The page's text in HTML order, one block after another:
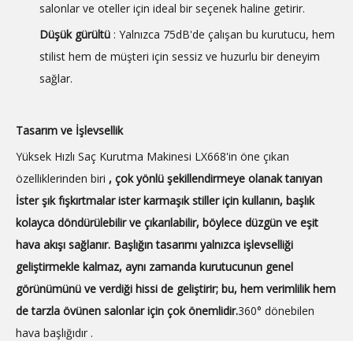
salonlar ve oteller için ideal bir seçenek haline getirir.
Düşük gürültü : Yalnızca 75dB'de çalışan bu kurutucu, hem
stilist hem de müşteri için sessiz ve huzurlu bir deneyim
sağlar.
Tasarım ve İşlevsellik
Yüksek Hızlı Saç Kurutma Makinesi LX668'in öne çıkan
özelliklerinden biri , çok yönlü şekillendirmeye olanak tanıyan
İster şık fışkırtmalar ister karmaşık stiller için kullanın, başlık
kolayca döndürülebilir ve çıkarılabilir, böylece düzgün ve eşit
hava akışı sağlanır. Başlığın tasarımı yalnızca işlevselliği
geliştirmekle kalmaz, aynı zamanda kurutucunun genel
görünümünü ve verdiği hissi de geliştirir; bu, hem verimlilik hem
de tarzla övünen salonlar için çok önemlidir.360° dönebilen
hava başlığıdır .